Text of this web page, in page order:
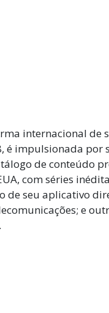
internacional de
é impulsionada
de conteúdo
com séries
de seu aplicativo
e